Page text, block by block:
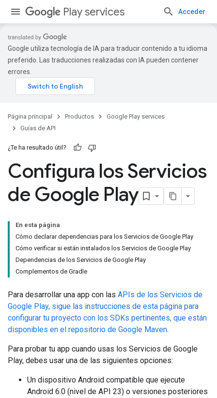
Play services Acceder
Google utiliza tecnología de IA para traducir contenido a tu idioma
preferido. Las traducciones realizadas con IA pueden contener
errores.
Página principal Productos
Google Play services
Guías de API
¿Te ha resultado útil?
Configura los Servicios
de Google Play
En esta página
Cómo declarar dependencias para los Servicios de Google Play
Cómo verificar si están instalados los Servicios de Google Play
Dependencias de los Servicios de Google Play
Complementos de Gradle
Para desarrollar una app con las APIs de los Servicios de
Google Play, sigue las instrucciones de esta página para
configurar tu proyecto con los SDKs pertinentes, que están
disponibles en el repositorio de Google Maven.
Para probar tu app cuando usas los Servicios de Google
Play, debes usar una de las siguientes opciones:
Un dispositivo Android compatible que ejecute
Android 6.0 (nivel de API 23) o versiones posteriores